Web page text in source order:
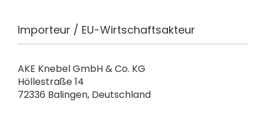
Importeur / EU-Wirtschaftsakteur
AKE Knebel GmbH & Co. KG
Höllestraße 14
72336 Balingen, Deutschland